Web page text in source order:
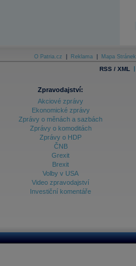
O Patria.cz Reklama Mapa Stránek
RSS / XML |
Zpravodajství:
Akciové zprávy
Ekonomické zprávy
Zprávy o měnách a sazbách
Zprávy o komoditách
Zprávy o HDP
ČNB
Grexit
Brexit
Volby v USA
Video zpravodajství
Investiční komentáře